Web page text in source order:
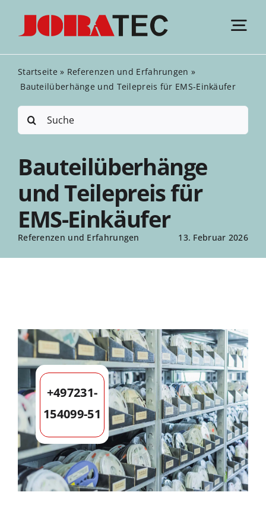
Inhalt
springen
EMS Leistungen
Zertifikate
Referenzen und Erfahrungen
Startseite » Referenzen und Erfahrungen »
Bauteilüberhänge und Teilepreis für EMS-Einkäufer
Suche
nach:
Bauteilüberhänge
und Teilepreis für
EMS-Einkäufer
Referenzen und Erfahrungen 13. Februar 2026
+497231-
154099-51